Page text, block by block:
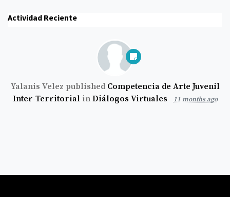
Actividad Reciente
Yalanis Velez published Competencia de Arte Juvenil
Inter-Territorialin Diálogos Virtuales 11 months ago